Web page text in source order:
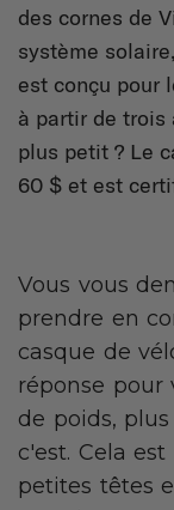
des cornes de
système
est conçu pour
à partir de trois
plus petit ? Le
60 $ et est
Vous vous
prendre en
casque de
réponse pour
de poids,
c'est. Cela
petites têtes